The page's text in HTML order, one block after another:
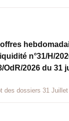
n°31/H/
OdR/2026 du 31
des dossiers 31